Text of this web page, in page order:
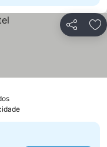
Partilhar
Ver preços